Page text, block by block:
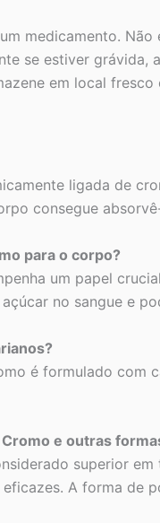
medicamento.
se estiver
em local
ligada de
consegue
para o corpo?
um papel
no sangue e
é formulado com
e outras
superior
A forma de